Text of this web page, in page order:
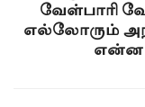
வேள்பாரி
எல்லோரும்
என்ன